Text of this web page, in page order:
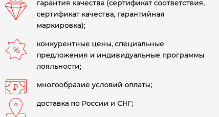
гарантия качества (сертификат соответствия,
сертификат качества, гарантийная
маркировка);
конкурентные цены, специальные
предложения и индивидуальные программы
лояльности;
многообразие условий оплаты;
доставка по России и СНГ;